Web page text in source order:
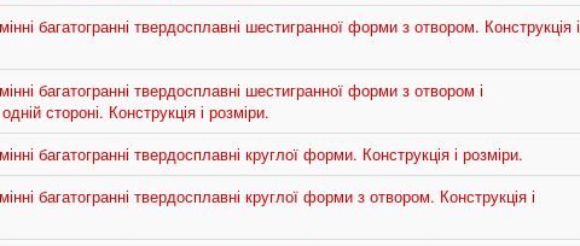
багатогранні твердосплавні шестигранної форми з отвором. Конструкція і
багатогранні твердосплавні шестигранної форми з отвором і
стороні. Конструкція і розміри.
багатогранні твердосплавні круглої форми. Конструкція і розміри.
багатогранні твердосплавні круглої форми з отвором. Конструкція і